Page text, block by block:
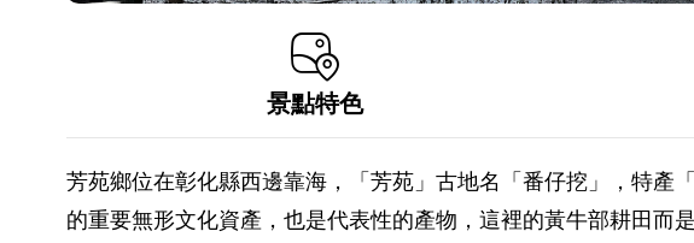
景點特色
芳苑鄉位在彰化縣西邊靠海，「芳苑」古地名「番仔挖」，特產
的重要無形文化資產，也是代表性的產物，這裡的黃牛部耕田